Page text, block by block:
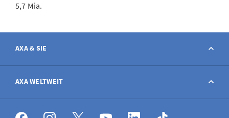
5,7 Mia.
AXA & SIE
Kontakt
Schaden melden
AXA WELTWEIT
AXA weltweit